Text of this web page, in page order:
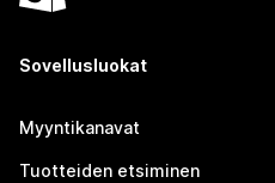
Sovellusluokat
Myyntikanavat
Tuotteiden etsiminen